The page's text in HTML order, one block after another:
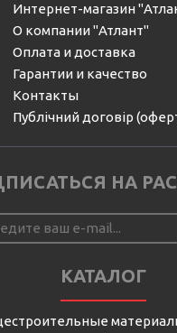
Интернет-магазин
О компании "Атлант"
Оплата и доставка
Гарантии и качество
Контакты
Публічний договір
НА
КАТАЛОГ